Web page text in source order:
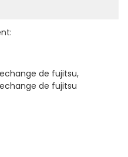
de fujitsu,
de fujitsu